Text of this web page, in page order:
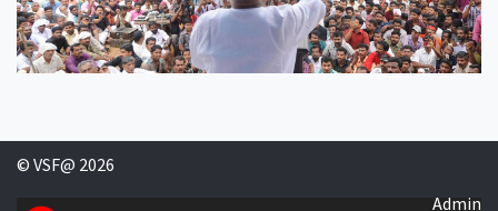
© VSF@ 2026
Admin